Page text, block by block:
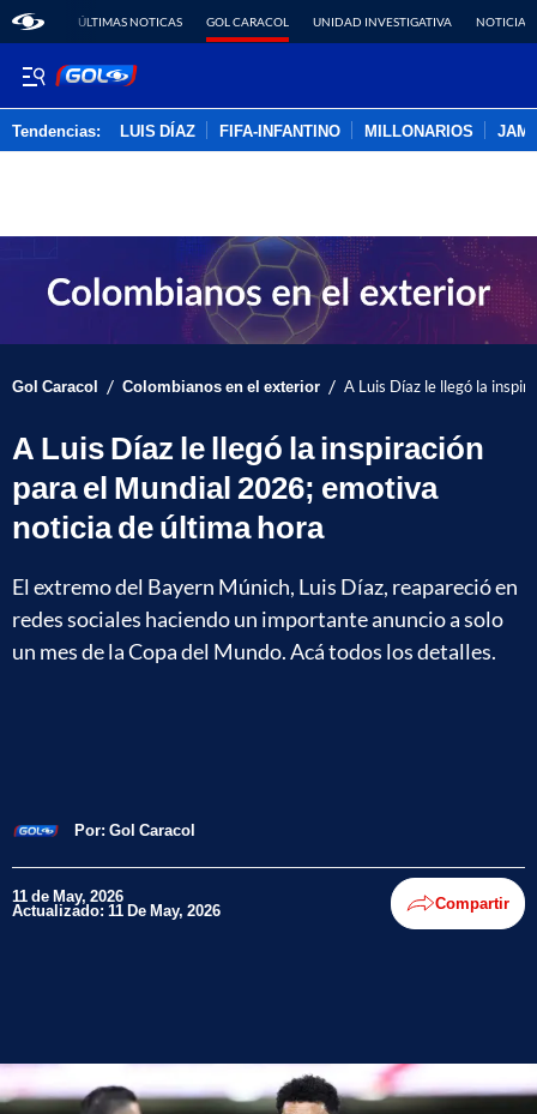
ÚLTIMAS NOTICAS GOL CARACOL UNIDAD INVESTIGATIVA NOTICIAS
Tendencias: LUIS DÍAZ FIFA-INFANTINO MILLONARIOS
Gol Caracol / Colombianos en el exterior / A Luis Díaz le llegó la
A Luis Díaz le llegó la inspiración
para el Mundial 2026; emotiva
noticia de última hora
El extremo del Bayern Múnich, Luis Díaz, reapareció en
redes sociales haciendo un importante anuncio a solo
un mes de la Copa del Mundo. Acá todos los detalles.
Por: Gol Caracol
11 de May, 2026
Actualizado: 11 De May, 2026 Compartir